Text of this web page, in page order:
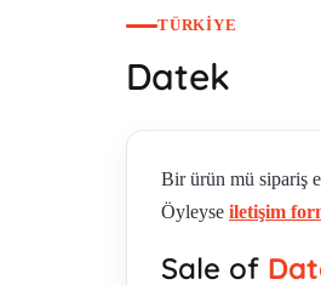
TÜRKIYE
Datek
Bir ürün mü sipariş
Öyleyse iletişim
Sale of